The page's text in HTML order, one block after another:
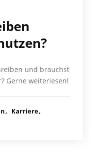
und brauchst
Gerne weiterlesen!
Karriere